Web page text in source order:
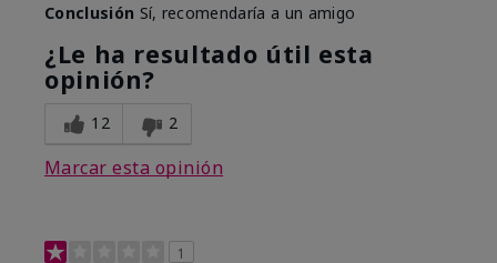
Conclusión Sí, recomendaría a un amigo
¿Le ha resultado útil esta
opinión?
12 2
Marcar esta opinión
1